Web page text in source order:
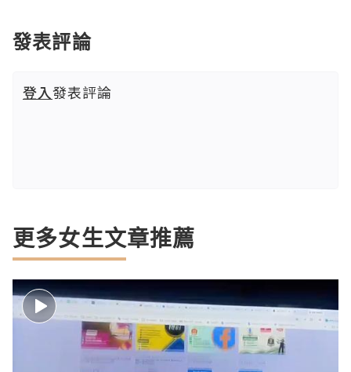
發表評論
登入發表評論
更多女生文章推薦